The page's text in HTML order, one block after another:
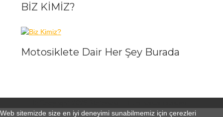
BİZ KİMİZ?
Motosiklete Dair Her Şey Burada
Web sitemizde size en iyi deneyimi sunabilmemiz için çerezleri